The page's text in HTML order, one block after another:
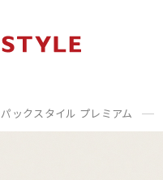
パックスタイル プレミアム